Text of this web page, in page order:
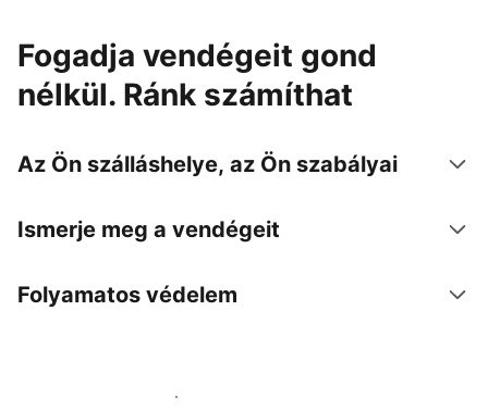
Fogadja vendégeit gond
nélkül. Ránk számíthat
Az Ön szálláshelye, az Ön szabályai
Ismerje meg a vendégeit
Folyamatos védelem
Kínáljon szállást a segítségünkkel